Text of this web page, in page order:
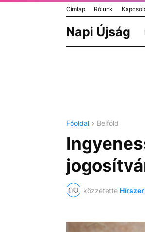
Címlap Rólunk
Napi Újság
Főoldal Belföld
közzétette